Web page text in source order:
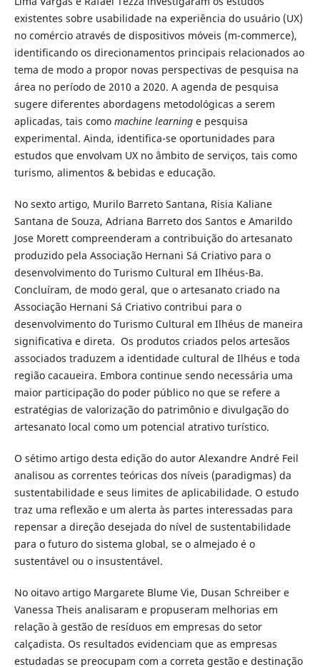
existentes sobre usabilidade na experiência do usuário (UX)
no comércio através de dispositivos móveis (m-commerce),
identificando os direcionamentos principais relacionados ao
tema de modo a propor novas perspectivas de pesquisa na
área no período de 2010 a 2020. A agenda de pesquisa
sugere diferentes abordagens metodológicas a serem
aplicadas, tais como machine learninge pesquisa
experimental. Ainda, identifica-se oportunidades para
estudos que envolvam UX no âmbito de serviços, tais como
turismo, alimentos & bebidas e educação.
No sexto artigo, Murilo Barreto Santana, Risia Kaliane
Santana de Souza, Adriana Barreto dos Santos e Amarildo
Jose Morett compreenderam a contribuição do artesanato
produzido pela Associação Hernani Sá Criativo para o
desenvolvimento do Turismo Cultural em Ilhéus-Ba.
Concluíram, de modo geral, que o artesanato criado na
Associação Hernani Sá Criativo contribui para o
desenvolvimento do Turismo Cultural em Ilhéus de maneira
significativa e direta. Os produtos criados pelos artesãos
associados traduzem a identidade cultural de Ilhéus e toda
região cacaueira. Embora continue sendo necessária uma
maior participação do poder público no que se refere a
estratégias de valorização do patrimônio e divulgação do
artesanato local como um potencial atrativo turístico.
O sétimo artigo desta edição do autor Alexandre André Feil
analisou as correntes teóricas dos níveis (paradigmas) da
sustentabilidade e seus limites de aplicabilidade. O estudo
traz uma reflexão e um alerta às partes interessadas para
repensar a direção desejada do nível de sustentabilidade
para o futuro do sistema global, se o almejado é o
sustentável ou o insustentável.
No oitavo artigo Margarete Blume Vie, Dusan Schreiber e
Vanessa Theis analisaram e propuseram melhorias em
relação à gestão de resíduos em empresas do setor
calçadista. Os resultados evidenciam que as empresas
estudadas se preocupam com a correta gestão e destinação